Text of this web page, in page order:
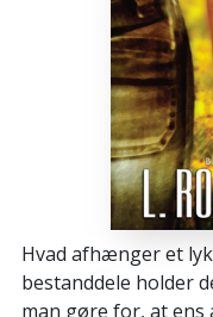
Hvad afhænger et
bestanddele holder
man gøre for, at ens